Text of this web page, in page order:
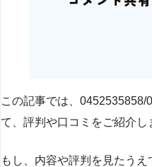
この記事では、0452535858/
て、評判や口コミをご紹介し
もし、内容や評判を見たうえ